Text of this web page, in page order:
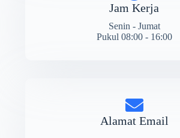
Jam Kerja
Senin - Jumat
Pukul 08:00 - 16:00
Alamat Email